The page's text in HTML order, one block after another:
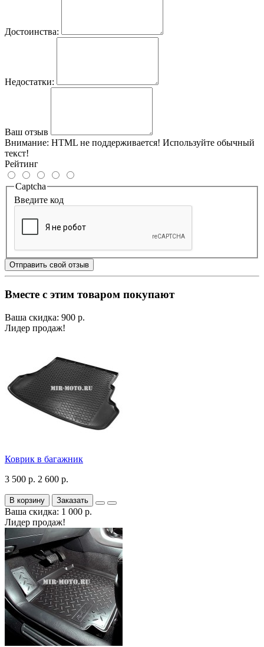
Достоинства:
Недостатки:
Ваш отзыв
Внимание: HTML не поддерживается! Используйте обычный
текст!
Рейтинг
Captcha
Введите код
Отправить свой отзыв
Вместе с этим товаром покупают
Ваша скидка: 900 р.
Лидер продаж!
Коврик в багажник
3 500 р. 2 600 р.
В корзину Заказать
Ваша скидка: 1 000 р.
Лидер продаж!